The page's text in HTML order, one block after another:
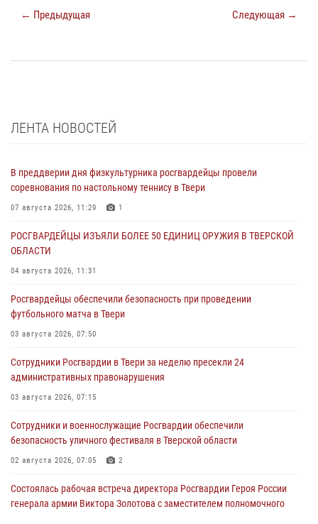
← Предыдущая Следующая →
ЛЕНТА НОВОСТЕЙ
В преддверии дня физкультурника росгвардейцы провели
соревнования по настольному теннису в Твери
07 августа 2026, 11:29 1
РОСГВАРДЕЙЦЫ ИЗЪЯЛИ БОЛЕЕ 50 ЕДИНИЦ ОРУЖИЯ В ТВЕРСКОЙ
ОБЛАСТИ
04 августа 2026, 11:31
Росгвардейцы обеспечили безопасность при проведении
футбольного матча в Твери
03 августа 2026, 07:50
Сотрудники Росгвардии в Твери за неделю пресекли 24
административных правонарушения
03 августа 2026, 07:15
Сотрудники и военнослужащие Росгвардии обеспечили
безопасность уличного фестиваля в Тверской области
02 августа 2026, 07:05 2
Состоялась рабочая встреча директора Росгвардии Героя России
генерала армии Виктора Золотова с заместителем полномочного